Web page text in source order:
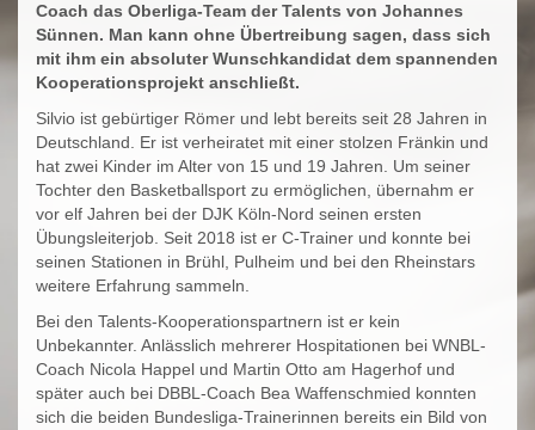
Coach das Oberliga-Team der Talents von Johannes
Sünnen. Man kann ohne Übertreibung sagen, dass sich
mit ihm ein absoluter Wunschkandidat dem spannenden
Kooperationsprojekt anschließt.
Silvio ist gebürtiger Römer und lebt bereits seit 28 Jahren in
Deutschland. Er ist verheiratet mit einer stolzen Fränkin und
hat zwei Kinder im Alter von 15 und 19 Jahren. Um seiner
Tochter den Basketballsport zu ermöglichen, übernahm er
vor elf Jahren bei der DJK Köln-Nord seinen ersten
Übungsleiterjob. Seit 2018 ist er C-Trainer und konnte bei
seinen Stationen in Brühl, Pulheim und bei den Rheinstars
weitere Erfahrung sammeln.
Bei den Talents-Kooperationspartnern ist er kein
Unbekannter. Anlässlich mehrerer Hospitationen bei WNBL-
Coach Nicola Happel und Martin Otto am Hagerhof und
später auch bei DBBL-Coach Bea Waffenschmied konnten
sich die beiden Bundesliga-Trainerinnen bereits ein Bild von